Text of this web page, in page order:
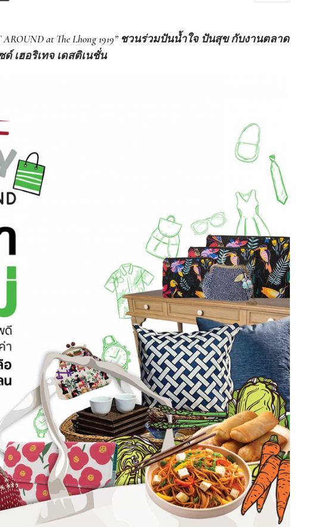
AROUND at The Lhong 1919” ชวนร่วมปันน้ำใจ ปันสุข กับงานตลาด
ด์ เฮอริเทจ เดสติเนชั่น